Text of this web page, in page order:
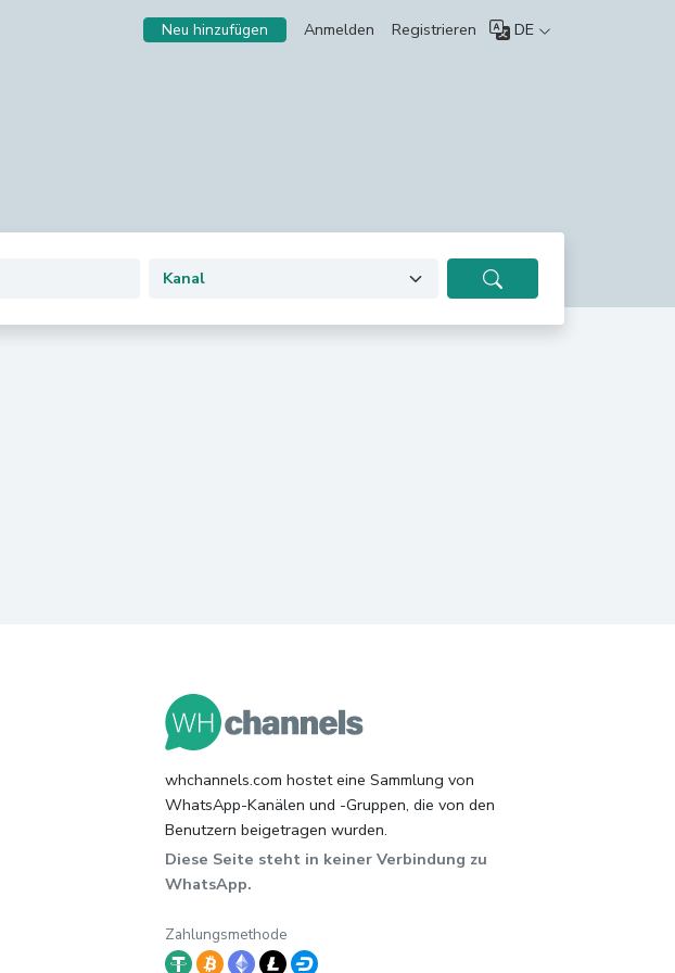
Neu hinzufügen Anmelden Registrieren DE
whchannels.com hostet eine Sammlung von
WhatsApp-Kanälen und -Gruppen, die von den
Benutzern beigetragen wurden.
Diese Seite steht in keiner Verbindung zu
WhatsApp.
Zahlungsmethode